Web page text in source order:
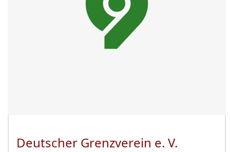
Deutscher Grenzverein e. V.